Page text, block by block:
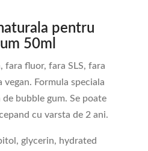
pentru
50ml
fara fluor, fara SLS, fara
Formula speciala
bubble gum. Se poate
cu varsta de 2 ani.
glycerin, hydrated